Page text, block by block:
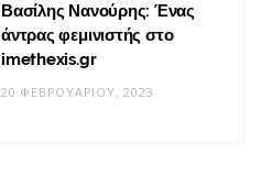
Βασίλης Νανούρης: Ένας
άντρας φεμινιστής στο
imethexis.gr
20 ΦΕΒΡΟΥΑΡΊΟΥ, 2023